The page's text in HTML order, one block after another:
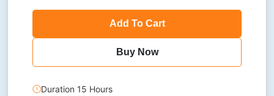
Add To Cart
Buy Now
Duration 15 Hours